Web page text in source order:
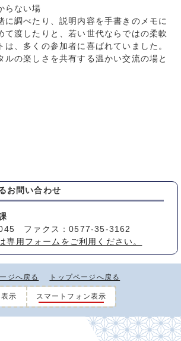
らない場
に調べたり、説明内容を手書きのメモに
て渡したりと、若い世代ならではの柔軟
は、多くの参加者に喜ばれていました。
ルの楽しさを共有する温かい交流の場と
お問い合わせ
ファクス：0577-35-3162
専用フォームをご利用ください。
ジへ戻る トップページへ戻る
示 スマートフォン表示